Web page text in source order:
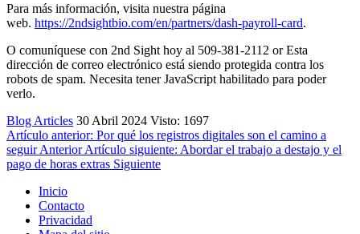
Para más información, visita nuestra página
web. https://2ndsightbio.com/en/partners/dash-payroll-card.
O comuníquese con 2nd Sight hoy al 509-381-2112 orEsta
dirección de correo electrónico está siendo protegida contra los
robots de spam. Necesita tener JavaScript habilitado para poder
verlo.
Blog Articles 30 Abril 2024 Visto: 1697
Artículo anterior: Por qué los registros digitales son el camino a
seguirAnterior Artículo siguiente: Abordar el trabajo a destajo y el
pago de horas extras Siguiente
Inicio
Contacto
Privacidad